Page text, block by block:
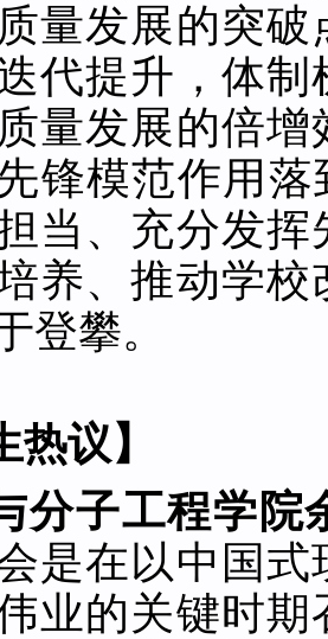
量发展的突
代提升，体
量发展的倍
锋模范作用
当、充分发
养、推动学
登攀。
热议】
分子工程学院
是在以中国
业的关键时